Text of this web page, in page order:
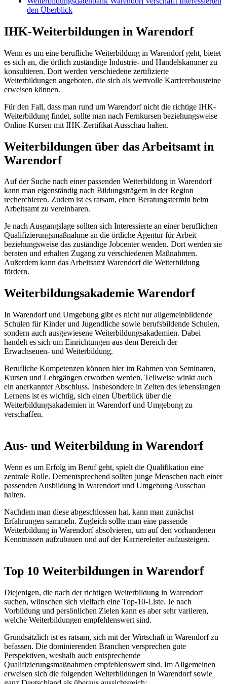
den Überblick
IHK-Weiterbildungen in Warendorf
Wenn es um eine berufliche Weiterbildung in Warendorf geht, bietet
es sich an, die örtlich zuständige Industrie- und Handelskammer zu
konsultieren. Dort werden verschiedene zertifizierte
Weiterbildungen angeboten, die sich als wertvolle Karrierebausteine
erweisen können.
Für den Fall, dass man rund um Warendorf nicht die richtige IHK-
Weiterbildung findet, sollte man nach Fernkursen beziehungsweise
Online-Kursen mit IHK-Zertifikat Ausschau halten.
Weiterbildungen über das Arbeitsamt in
Warendorf
Auf der Suche nach einer passenden Weiterbildung in Warendorf
kann man eigenständig nach Bildungsträgern in der Region
recherchieren. Zudem ist es ratsam, einen Beratungstermin beim
Arbeitsamt zu vereinbaren.
Je nach Ausgangslage sollten sich Interessierte an einer beruflichen
Qualifizierungsmaßnahme an die örtliche Agentur für Arbeit
beziehungsweise das zuständige Jobcenter wenden. Dort werden sie
beraten und erhalten Zugang zu verschiedenen Maßnahmen.
Außerdem kann das Arbeitsamt Warendorf die Weiterbildung
fördern.
Weiterbildungsakademie Warendorf
In Warendorf und Umgebung gibt es nicht nur allgemeinbildende
Schulen für Kinder und Jugendliche sowie berufsbildende Schulen,
sondern auch ausgewiesene Weiterbildungsakademien. Dabei
handelt es sich um Einrichtungen aus dem Bereich der
Erwachsenen- und Weiterbildung.
Berufliche Kompetenzen können hier im Rahmen von Seminaren,
Kursen und Lehrgängen erworben werden. Teilweise winkt auch
ein anerkannter Abschluss. Insbesondere in Zeiten des lebenslangen
Lernens ist es wichtig, sich einen Überblick über die
Weiterbildungsakademien in Warendorf und Umgebung zu
verschaffen.
Aus- und Weiterbildung in Warendorf
Wenn es um Erfolg im Beruf geht, spielt die Qualifikation eine
zentrale Rolle. Dementsprechend sollten junge Menschen nach einer
passenden Ausbildung in Warendorf und Umgebung Ausschau
halten.
Nachdem man diese abgeschlossen hat, kann man zunächst
Erfahrungen sammeln. Zugleich sollte man eine passende
Weiterbildung in Warendorf absolvieren, um auf den vorhandenen
Kenntnissen aufzubauen und auf der Karriereleiter aufzusteigen.
Top 10 Weiterbildungen in Warendorf
Diejenigen, die nach der richtigen Weiterbildung in Warendorf
suchen, wünschen sich vielfach eine Top-10-Liste. Je nach
Vorbildung und persönlichen Zielen kann es aber sehr variieren,
welche Weiterbildungen empfehlenswert sind.
Grundsätzlich ist es ratsam, sich mit der Wirtschaft in Warendorf zu
befassen. Die dominierenden Branchen versprechen gute
Perspektiven, weshalb auch entsprechende
Qualifizierungsmaßnahmen empfehlenswert sind. Im Allgemeinen
erweisen sich die folgenden Weiterbildungen in Warendorf sowie